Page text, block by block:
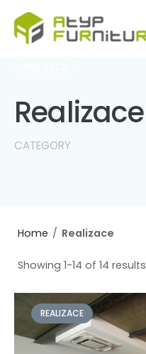
content
Realizace
CATEGORY
Home / Realizace
Showing 1-14 of 14 results
REALIZACE